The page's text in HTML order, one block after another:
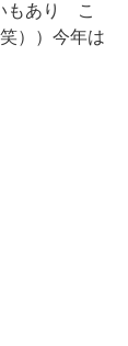
もあり　こ
））今年は